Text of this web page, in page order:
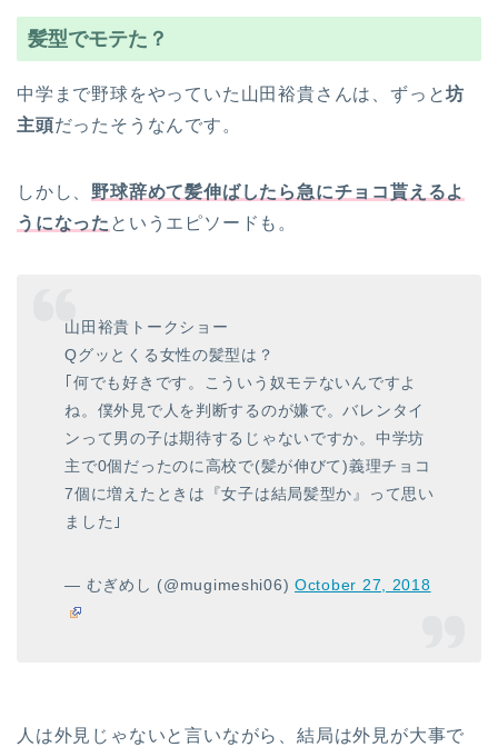
髪型でモテた？
中学まで野球をやっていた山田裕貴さんは、ずっと坊
主頭だったそうなんです。
しかし、 野球辞めて髪伸ばしたら急にチョコ貰えるよ
うになった というエピソードも。
山田裕貴トークショー
Qグッとくる女性の髪型は？
｢何でも好きです。こういう奴モテないんですよ
ね。僕外見で人を判断するのが嫌で。バレンタイ
ンって男の子は期待するじゃないですか。中学坊
主で0個だったのに高校で(髪が伸びて)義理チョコ
7個に増えたときは『女子は結局髪型か』って思い
ました｣
— むぎめし (@mugimeshi06)October 27, 2018
人は外見じゃないと言いながら、結局は外見が大事で